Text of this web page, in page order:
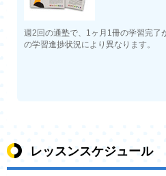
週2回の通塾で、1ヶ月1冊の学習完了
の学習進捗状況により異なります。
レッスンスケジュール